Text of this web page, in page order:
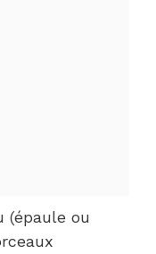
(épaule ou